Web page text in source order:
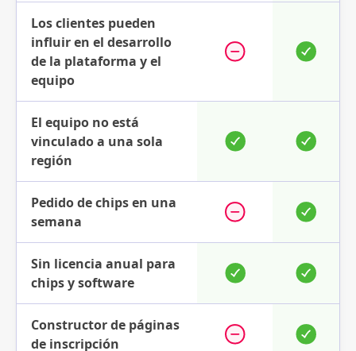
Los clientes pueden
influir en el desarrollo
de la plataforma y el
equipo
El equipo no está
vinculado a una sola
región
Pedido de chips en una
semana
Sin licencia anual para
chips y software
Constructor de páginas
de inscripción